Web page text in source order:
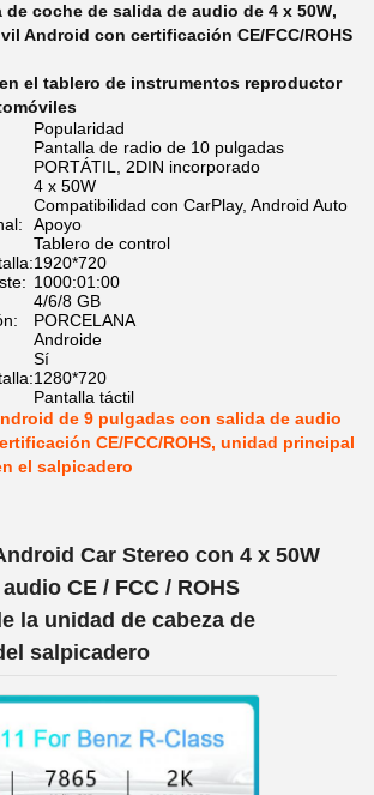
de coche de salida de audio de 4 x 50W,
Android con certificación CE/FCC/ROHS
el tablero de instrumentos reproductor
Popularidad
Pantalla de radio de 10 pulgadas
PORTÁTIL, 2DIN incorporado
4 x 50W
Compatibilidad con CarPlay, Android Auto
Apoyo
Tablero de control
1920*720
1000:01:00
4/6/8 GB
PORCELANA
Androide
Sí
1280*720
Pantalla táctil
de 9 pulgadas con salida de audio
CE/FCC/ROHS, unidad principal
el salpicadero
Car Stereo con 4 x 50W
CE / FCC / ROHS
la unidad de cabeza de
salpicadero